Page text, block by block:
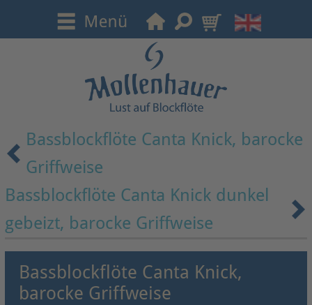
Bassblockflöte Canta Knick, barocke
Griffweise
Bassblockflöte Canta Knick dunkel
gebeizt, barocke Griffweise
Bassblockflöte Canta Knick,
barocke Griffweise